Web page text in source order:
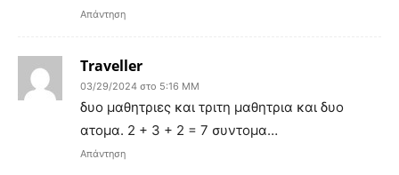
Απάντηση
Traveller
03/29/2024 στο 5:16 ΜΜ
δυο μαθητριες και τριτη μαθητρια και δυο
ατομα. 2 + 3 + 2 = 7 συντομα…
Απάντηση